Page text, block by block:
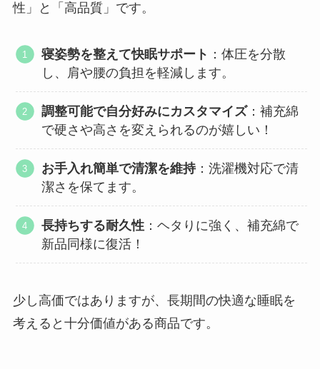
性」と「高品質」です。
寝姿勢を整えて快眠サポート ：体圧を分散
し、肩や腰の負担を軽減します。
調整可能で自分好みにカスタマイズ：補充綿
で硬さや高さを変えられるのが嬉しい！
お手入れ簡単で清潔を維持：洗濯機対応で清
潔さを保てます。
長持ちする耐久性 ：ヘタりに強く、補充綿で
新品同様に復活！
少し高価ではありますが、長期間の快適な睡眠を
考えると十分価値がある商品です。